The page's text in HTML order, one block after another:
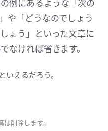
例にあるような「次の
や「どうなのでしょう
ょう」といった文章に
なければ省きます。
えるだろう。
削除します。